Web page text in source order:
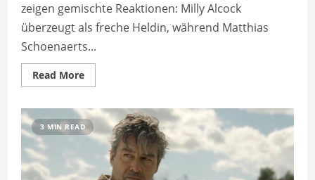
zeigen gemischte Reaktionen: Milly Alcock
überzeugt als freche Heldin, während Matthias
Schoenaerts...
Read MoreRead
more
Film:
Milly
Alcock
überzeugt,
Kritik
an
Schoenaerts
3 MIN READ